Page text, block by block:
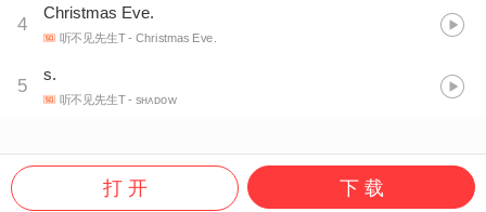
4
Christmas Eve.
听不见先生T- Christmas Eve.
5
s.
听不见先生T- sʜᴀᴅᴏᴡ
打 开 下 载